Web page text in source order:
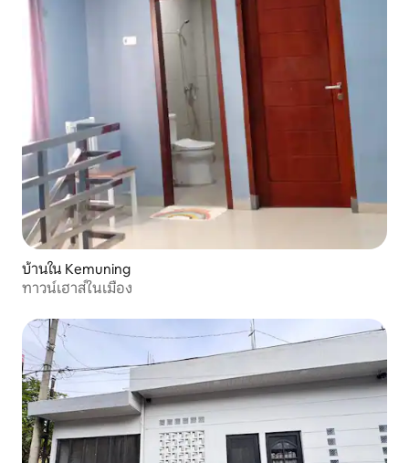
บ้านใน Kemuning
ทาวน์เฮาส์ในเมือง